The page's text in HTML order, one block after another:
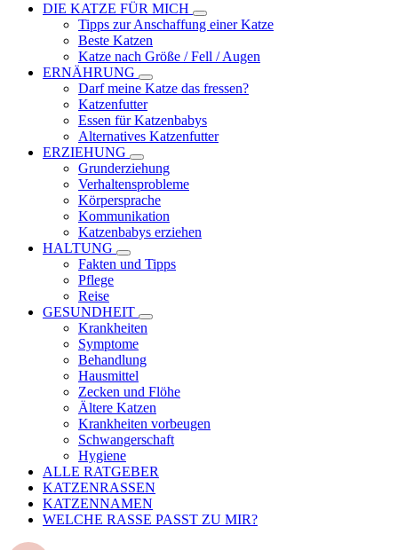
DIE KATZE FÜR MICH
Tipps zur Anschaffung einer Katze
Beste Katzen
Katze nach Größe / Fell / Augen
ERNÄHRUNG
Darf meine Katze das fressen?
Katzenfutter
Essen für Katzenbabys
Alternatives Katzenfutter
ERZIEHUNG
Grunderziehung
Verhaltensprobleme
Körpersprache
Kommunikation
Katzenbabys erziehen
HALTUNG
Fakten und Tipps
Pflege
Reise
GESUNDHEIT
Krankheiten
Symptome
Behandlung
Hausmittel
Zecken und Flöhe
Ältere Katzen
Krankheiten vorbeugen
Schwangerschaft
Hygiene
ALLE RATGEBER
KATZENRASSEN
KATZENNAMEN
WELCHE RASSE PASST ZU MIR?